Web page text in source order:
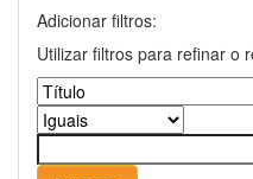
Adicionar filtros:
Utilizar filtros para refinar o